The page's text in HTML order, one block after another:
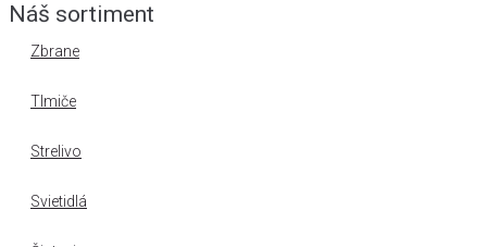
Náš sortiment
Zbrane
Tlmiče
Strelivo
Svietidlá